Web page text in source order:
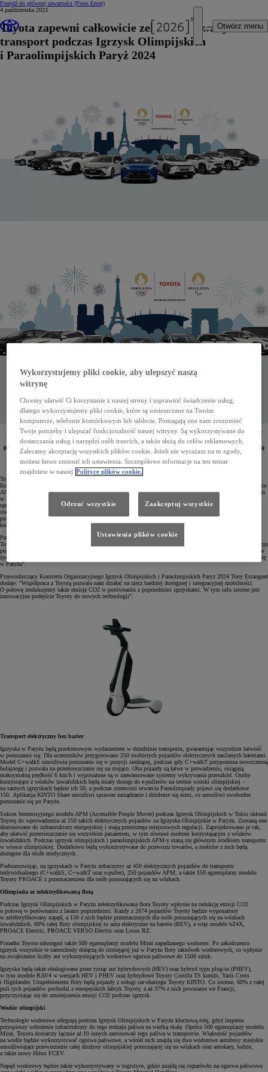
Przejdź do głównej zawartości (Press Enter)
Otwórz menu
4 października 2023
Toyota zapewni całkowicie zelektryfikowany
transport podczas Igrzysk Olimpijskich
i Paraolimpijskich Paryż 2024
Wszyscy uczestnicy Igrzysk Olimpijskich i Paraolimpijskich w Paryżu w 2024 roku będą korzystać
z bezemisyjnej floty Toyoty, w której znajdą się 2674 zelektryfikowane auta oraz 700 elektrycznych
pojazdów do transportu osobistego. Przy tej okazji marka zaproponuje aż 10 rozwiązań z technologią
wodorową.
Toyota to światowy partner Międzynarodowego Komitetu Olimpijskiego (MKOI) i Międzynarodowego
Komitetu Paraolimpijskiego (IPC). Wykorzystując strategię mobilności dostępnej dla wszystkich (Mobility for
All), koncern przedstawił innowacyjny koncept transportu na Igrzyska Olimpijskie i Paraolimpijskie w Paryżu
w 2024 roku. Projekt ma na celu ułatwienie przemieszczania się wszystkim osobom niezależnie od ich
sprawności fizycznej. Uwzględnia zatem specjalne potrzeby osób z niepełnosprawnościami i jednocześnie
stawia sobie za zadanie zmniejszenie emisji CO2, wspierając cele zrównoważonego rozwoju. Dzięki temu
poruszanie się po wiosce olimpijskiej oraz między arenami igrzysk będzie nie tylko bezpieczne, ale także
komfortowe.
Prezes i dyrektor generalny Toyota Motor Europe Yoshihiro Nakata tak ocenia zaangażowanie marki: „Jako
Toyota dążymy do realizacji wizji społeczeństwa funkcjonującego zgodnie z zasadami zrównoważonego rozwoju
poprzez strategię mobilności dla wszystkich. Chcemy pomagać uczestnikom igrzysk, którzy poświęcają swoje
życie sportowej rywalizacji. Będziemy wspierać ich w usuwaniu barier i ułatwimy sprawne przemieszczanie się
w Paryżu".
Przewodniczący Komitetu Organizacyjnego Igrzysk Olimpijskich i Paraolimpiskich Paryż 2024 Tony Estanguet
dodaje: "Współpraca z Toyotą pozwala nam działać na rzecz bardziej dostępnej i integracyjnej mobilności.
O połowę zredukujemy także emisję CO2 w porównaniu z poprzednimi igrzyskami. W tym celu istotne jest
innowacyjne podejście Toyoty do nowych technologii".
Transport elektryczny bez barier
Igrzyska w Paryżu będą przełomowym wydarzeniem w dziedzinie transportu, gwarantując wszystkim łatwość
w poruszaniu się. Dla uczestników przygotowano 250 osobistych pojazdów elektrycznych zasilanych bateriami.
Model C+walkS umożliwia poruszanie się w pozycji siedzącej, podczas gdy C+walkT przypomina nowoczesną
hulajnogę i pozwala na przemieszczanie się na stojąco. Oba pojazdy są łatwe w prowadzeniu, osiągają
maksymalną prędkość 6 km/h i wyposażone są w zaawansowane systemy wykrywania przeszkód. Osoby
korzystające z wózków inwalidzkich będą miały dostęp do e-pullerów na terenie wioski olimpijskiej –
na samych igrzyskach będzie ich 50, a podczas ceremonii otwarcia Paraolimpiady pojawi się dodatkowe
150. Aplikacja KINTO Share umożliwi sprawne zarządzanie i dzielenie się nimi, co umożliwi swobodne
poruszanie się po Paryżu.
Sukces bezemisyjnego modelu APM (Accessible People Mover) podczas Igrzysk Olimpijskich w Tokio skłonił
Toyotę do wprowadzenia aż 250 takich elektrycznych pojazdów na Igrzyska Olimpijskie w Paryżu. Zostaną one
dostosowane do infrastruktury europejskiej i mają przestrzega miejscowych regulacji. Zaprojektowano je tak,
aby ułatwić przemieszczanie się wszystkim pasażerom, w tym również osobom korzystającym z wózków
inwalidzkich. Podczas igrzysk olimpijskich i paraolimpijskich APM-y staną się głównym środkiem transportu
w wiosce olimpijskiej. Dodatkowo będą wykorzystywane do przewozu towarów, a niektóre z nich będą
dostępne dla służb medycznych.
Podsumowując, na igrzyskach w Paryżu zobaczymy aż 450 elektrycznych pojazdów do transportu
indywidualnego (C+walkS, C+walkT oraz e-puller), 250 pojazdów APM, a także 150 egzemplarzy modelu
Toyoty PROACE z przeznaczeniem dla osób poruszających się na wózkach.
Olimpiada ze zelektryfikowaną flotą
Podczas Igrzysk Olimpijskich w Paryżu zelektryfikowana flota Toyoty wpłynie na redukcję emisji CO2
o połowę w porównaniu z latami poprzednimi. Każdy z 2674 pojazdów Toyoty będzie wyposażony
w zelektryfikowany napęd, a 150 z nich będzie przeznaczonych dla osób poruszających się na wózkach
inwalidzkich. 60% całej floty olimpijskiej to auta elektryczne na baterie (BEV), a więc modele bZ4X,
PROACE Electric, PROACE VERSO Electric oraz Lexus RZ.
Ponadto Toyota udostępni także 500 egzemplarzy modelu Mirai napędzanego wodorem. Po zakończeniu
igrzysk wszystkie te samochody dołączą do istniejącej już w Paryżu floty taksówek wodorowych, co wpłynie
na zwiększenie liczby aut wykorzystujących wodorowe ogniwa paliwowe do 1500 sztuk.
Igrzyska będą także obsługiwane przez tysiąc aut hybrydowych (HEV) oraz hybryd typu plug-in (PHEV),
w tym modele RAV4 w wersjach HEV i PHEV oraz hybrydowe Toyoty Corolla TS kombi, Yaris Cross
i Highlander. Uzupełnieniem floty będą pojazdy z usługi car-sharingu Toyoty KINTO. Co istotne, 60% z całej
puli tych pojazdów pochodzi z europejskich fabryk Toyoty, a aż 37% z nich powstanie we Francji,
przyczyniając się do zmniejszenia emisji CO2 podczas igrzysk.
Wodór olimpijski
Technologie wodorowe odegrają podczas Igrzysk Olimpijskich w Paryżu kluczową rolę, gdyż impreza
przyspieszy wdrożenie infrastruktury do tego rodzaju paliwa na wielką skalę. Oprócz 500 egzemplarzy modelu
Mirai, Toyota dostarczy łącznie aż 10 innych zastosowań tego paliwa w transporcie. Większość pojazdów
na wodór będzie wykorzystywać ogniwa paliwowe, a wśród nich znajdą się dwa wodorowe autobusy miejskie
umożliwiające przewiezienie całej drużyny olimpijskiej poruszającej się na wózkach oraz autokary, łodzie,
a także nowy Hilux FCEV.
Napęd wodorowy będzie także wykorzystywany w logistyce, gdzie znajdą się ciężarówki na ogniwa paliwowe
Wykorzystujemy pliki cookie, aby ulepszyć naszą
witrynę
Chcemy ułatwić Ci korzystanie z naszej strony i usprawnić świadczenie usług,
dlatego wykorzystujemy pliki cookie, które są umieszczane na Twoim
komputerze, telefonie komórkowym lub tablecie. Pomagają one nam zrozumieć
Twoje potrzeby i ulepszać funkcjonalność naszej witryny. Są wykorzystywane do
dostarczania usług i narzędzi osób trzecich, a także służą do celów reklamowych.
Zalecamy akceptację wszystkich plików cookie. Jeżeli nie wyrażasz na to zgody,
możesz łatwo zmienić ich ustawienia. Szczegółowe informacje na ten temat
znajdziesz w naszej Polityce plików cookie.
Odrzuć wszystkie Zaakceptuj wszystkie
Ustawienia plików cookie